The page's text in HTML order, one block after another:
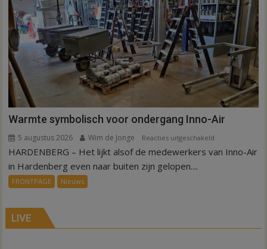
Hardenberg
en
Sibculo
Warmte symbolisch voor ondergang Inno-Air
5 augustus 2026 Wim de Jonge Reacties uitgeschakeld
Warmte
HARDENBERG – Het lijkt alsof de medewerkers van Inno-Air
in Hardenberg even naar buiten zijn gelopen....
FRONTPAGE Nieuws
LIVE